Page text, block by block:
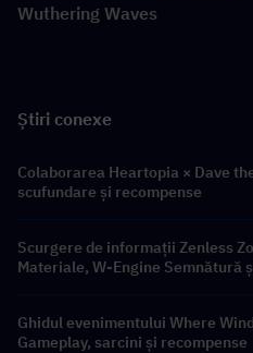
Wuthering Waves
Știri conexe
Colaborarea Heartopia × Dave
scufundare și recompense
Scurgere de informații Zenless
Materiale, W-Engine Semnătură
Ghidul evenimentului Where
Gameplay, sarcini și recompense